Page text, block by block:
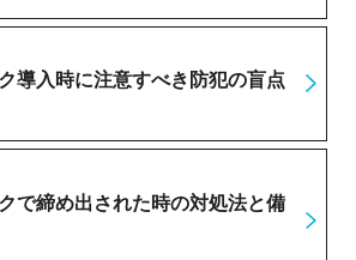
導入時に注意すべき防犯の盲点
で締め出された時の対処法と備